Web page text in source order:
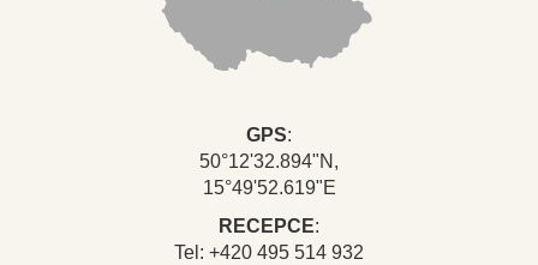
GPS:
50°12'32.894"N,
15°49'52.619"E
RECEPCE:
Tel: +420 495 514 932